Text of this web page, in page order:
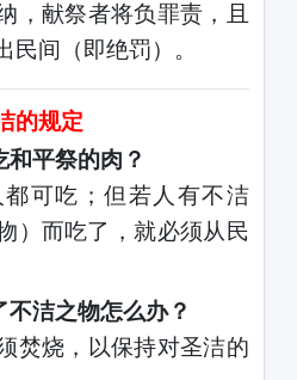
，献祭者将负罪责，且
民间（即绝罚）。
的规定
平祭的肉？
都可吃；但若人有不洁
）而吃了，就必须从民
不洁之物怎么办？
焚烧，以保持对圣洁的